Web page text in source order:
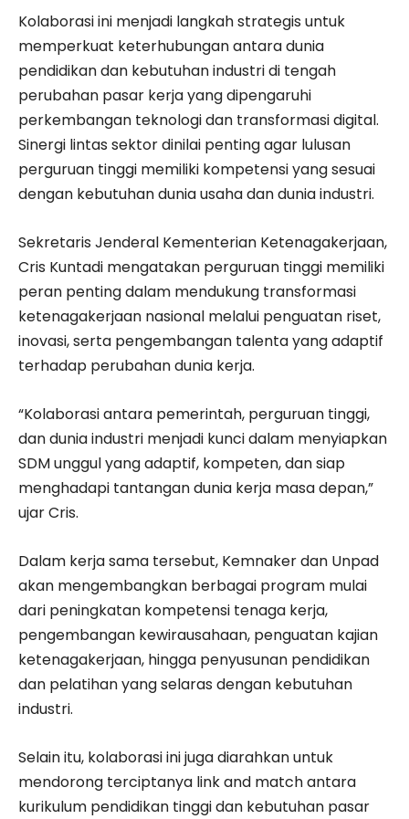
Kolaborasi ini menjadi langkah strategis untuk
memperkuat keterhubungan antara dunia
pendidikan dan kebutuhan industri di tengah
perubahan pasar kerja yang dipengaruhi
perkembangan teknologi dan transformasi digital.
Sinergi lintas sektor dinilai penting agar lulusan
perguruan tinggi memiliki kompetensi yang sesuai
dengan kebutuhan dunia usaha dan dunia industri.
Sekretaris Jenderal Kementerian Ketenagakerjaan,
Cris Kuntadi mengatakan perguruan tinggi memiliki
peran penting dalam mendukung transformasi
ketenagakerjaan nasional melalui penguatan riset,
inovasi, serta pengembangan talenta yang adaptif
terhadap perubahan dunia kerja.
“Kolaborasi antara pemerintah, perguruan tinggi,
dan dunia industri menjadi kunci dalam menyiapkan
SDM unggul yang adaptif, kompeten, dan siap
menghadapi tantangan dunia kerja masa depan,”
ujar Cris.
Dalam kerja sama tersebut, Kemnaker dan Unpad
akan mengembangkan berbagai program mulai
dari peningkatan kompetensi tenaga kerja,
pengembangan kewirausahaan, penguatan kajian
ketenagakerjaan, hingga penyusunan pendidikan
dan pelatihan yang selaras dengan kebutuhan
industri.
Selain itu, kolaborasi ini juga diarahkan untuk
mendorong terciptanya link and match antara
kurikulum pendidikan tinggi dan kebutuhan pasar